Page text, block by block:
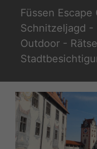
Inhalt
springen
Füssen
Schnitzeljagd -
Outdoor -